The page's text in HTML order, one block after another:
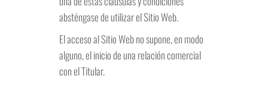
absténgase de utilizar el Sitio Web.
El acceso al Sitio Web no supone, en modo
alguno, el inicio de una relación comercial
con el Titular.